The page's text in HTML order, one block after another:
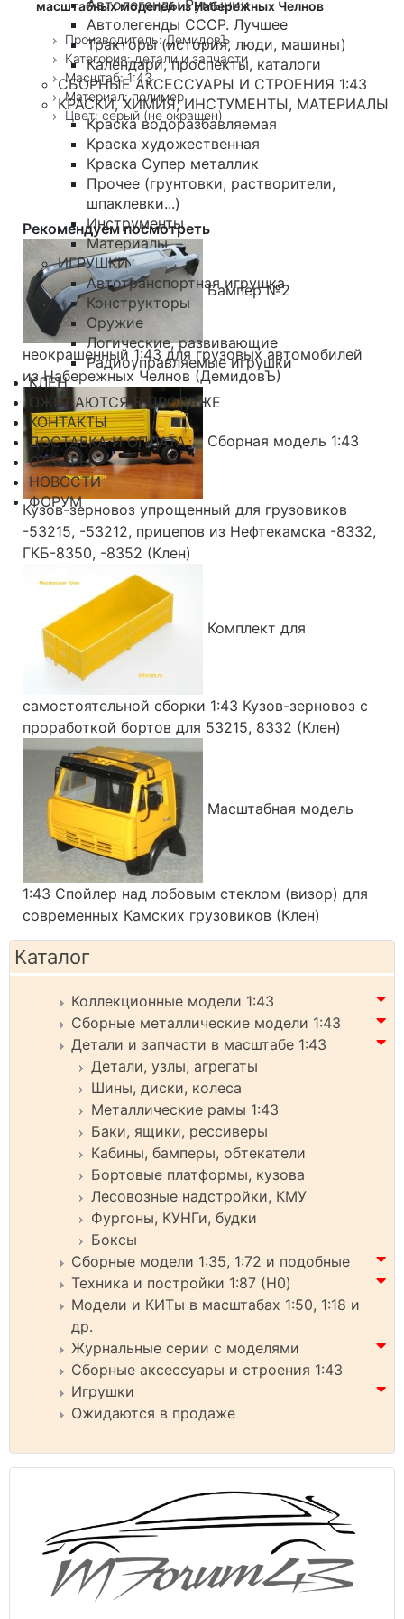
Автолегенды Румынии
Автолегенды СССР. Лучшее
Тракторы (история, люди, машины)
Календари, проспекты, каталоги
СБОРНЫЕ АКСЕССУАРЫ И СТРОЕНИЯ 1:43
КРАСКИ, ХИМИЯ, ИНСТУМЕНТЫ, МАТЕРИАЛЫ
Краска водоразбавляемая
Краска художественная
Краска Супер металлик
Прочее (грунтовки, растворители,
шпаклевки...)
Инструменты
Материалы
ИГРУШКИ
Автотранспортная игрушка
Конструкторы
Оружие
Логические, развивающие
Радиоуправляемые игрушки
КЛЕН
ОЖИДАЮТСЯ В ПРОДАЖЕ
КОНТАКТЫ
ДОСТАВКА И ОПЛАТА
ОТЗЫВЫ
НОВОСТИ
ФОРУМ
масштабных моделей из Набережных Челнов
Производитель: ДемидовЪ
Категория: детали и запчасти
Масштаб: 1:43
Материал: полимер
Цвет: серый (не окрашен)
Рекомендуем посмотреть
Бампер №2
неокрашенный 1:43 для грузовых автомобилей
из Набережных Челнов (ДемидовЪ)
Сборная модель 1:43
Кузов-зерновоз упрощенный для грузовиков
-53215, -53212, прицепов из Нефтекамска -8332,
ГКБ-8350, -8352 (Клен)
Комплект для
самостоятельной сборки 1:43 Кузов-зерновоз с
проработкой бортов для 53215, 8332 (Клен)
Масштабная модель
1:43 Спойлер над лобовым стеклом (визор) для
современных Камских грузовиков (Клен)
Каталог
Коллекционные модели 1:43
Сборные металлические модели 1:43
Детали и запчасти в масштабе 1:43
Детали, узлы, агрегаты
Шины, диски, колеса
Металлические рамы 1:43
Баки, ящики, рессиверы
Кабины, бамперы, обтекатели
Бортовые платформы, кузова
Лесовозные надстройки, КМУ
Фургоны, КУНГи, будки
Боксы
Сборные модели 1:35, 1:72 и подобные
Техника и постройки 1:87 (H0)
Модели и КИТы в масштабах 1:50, 1:18 и
др.
Журнальные серии с моделями
Сборные аксессуары и строения 1:43
Игрушки
Ожидаются в продаже